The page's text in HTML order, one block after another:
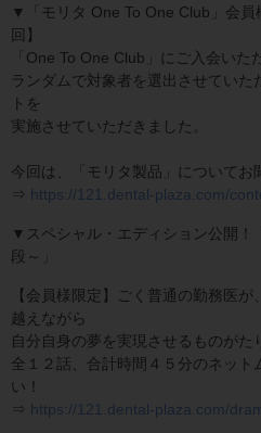
▼「モリタ One To One Club」会員
回】
「One To One Club」にご入会いた
ランダムで対象者を選出させてい
トを
実施させていただきました。
今回は、「モリタ製品」についてお
⇒ https://121.dental-plaza.com/
▼スペシャル・エディション公開！
段～」
【会員様限定】ごく普通の勤務医
越えながら
自分自身の夢を実現させるものがた
全１２話、合計時間４５分のネット
い！
⇒ https://121.dental-plaza.com/